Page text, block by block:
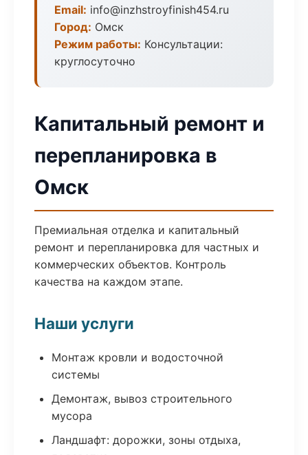
Email: info@inzhstroyfinish454.ru
Город: Омск
Режим работы: Консультации:
круглосуточно
Капитальный ремонт и
перепланировка в
Омск
Премиальная отделка и капитальный
ремонт и перепланировка для частных и
коммерческих объектов. Контроль
качества на каждом этапе.
Наши услуги
Монтаж кровли и водосточной
системы
Демонтаж, вывоз строительного
мусора
Ландшафт: дорожки, зоны отдыха,